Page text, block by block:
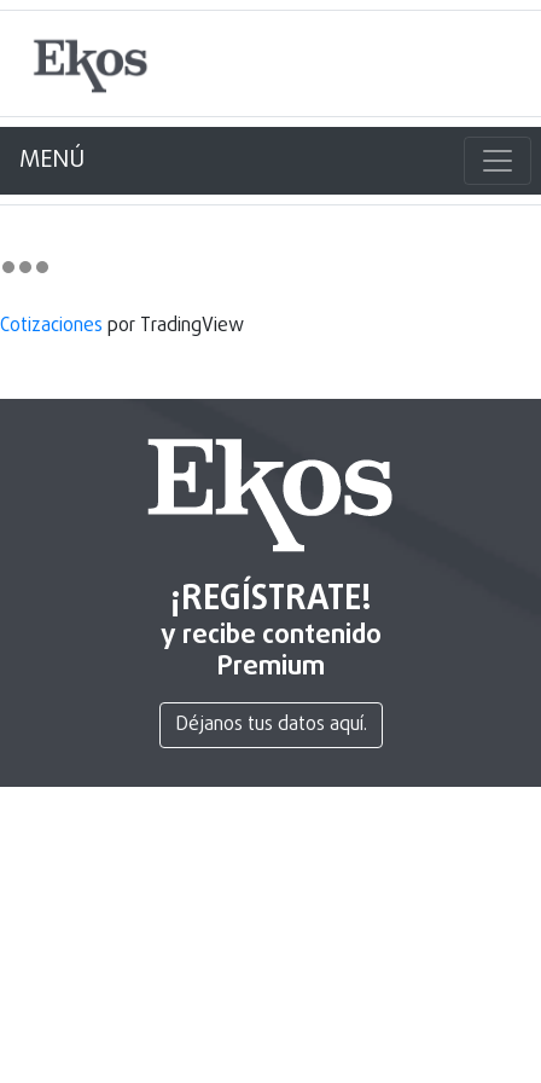
MENÚ
Cotizaciones por TradingView
¡REGÍSTRATE!
y recibe contenido
Premium
Déjanos tus datos aquí.